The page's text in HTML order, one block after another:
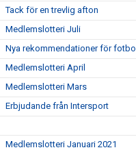
Tack för en trevlig afton
Medlemslotteri Juli
Nya rekommendationer för fotboll
Medlemslotteri April
Medlemslotteri Mars
Erbjudande från Intersport
Medlemslotteri Januari 2021